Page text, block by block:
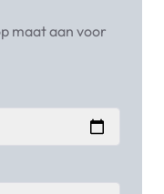
maat aan voor